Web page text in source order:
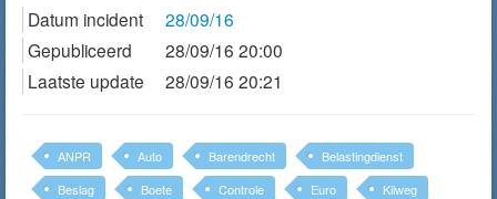
Datum incident
28/09/16
Gepubliceerd
28/09/16 20:00
Laatste update
28/09/16 20:21
ANPR Auto Barendrecht
Belastingdienst
Beslag
Boete Controle Euro
Kilweg